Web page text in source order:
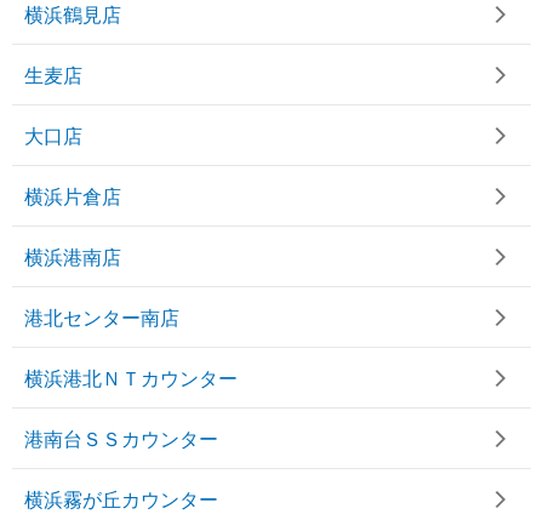
横浜鶴見店
生麦店
大口店
横浜片倉店
横浜港南店
港北センター南店
横浜港北ＮＴカウンター
港南台ＳＳカウンター
横浜霧が丘カウンター